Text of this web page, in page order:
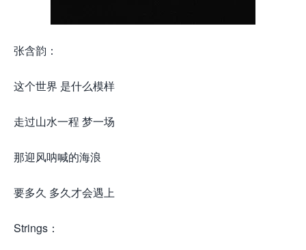
张含韵：
这个世界 是什么模样
走过山水一程 梦一场
那迎风呐喊的海浪
要多久 多久才会遇上
Strings：